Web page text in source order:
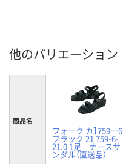
他のバリエーション
商品名
フォーク カ】759ー6
ブラック 21 759-6-
21.0 1足 ナースサ
ンダル（直送品）